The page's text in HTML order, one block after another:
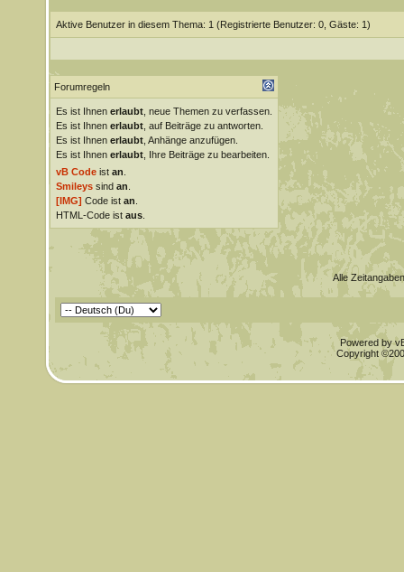
Aktive Benutzer in diesem Thema: 1 (Registrierte Benutzer: 0, Gäste: 1)
Forumregeln
Es ist Ihnen erlaubt, neue Themen zu verfassen.
Es ist Ihnen erlaubt, auf Beiträge zu antworten.
Es ist Ihnen erlaubt, Anhänge anzufügen.
Es ist Ihnen erlaubt, Ihre Beiträge zu bearbeiten.
vB Codeist an
Smileyssind an
[IMG] Code ist an
HTML-Code ist aus.
Alle
Powered by
Copyright